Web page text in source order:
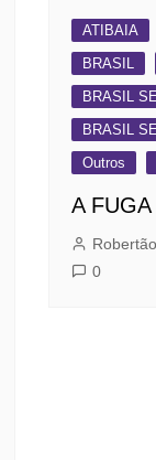
ATIBAIA
BRASIL
BRASIL
BRASIL
Outros
A
0